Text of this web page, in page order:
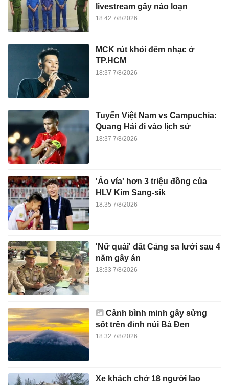
livestream gây náo loạn
18:42 7/8/2026
MCK rút khỏi đêm nhạc ở
TP.HCM
18:37 7/8/2026
Tuyển Việt Nam vs Campuchia:
Quang Hải đi vào lịch sử
18:37 7/8/2026
'Áo vía' hơn 3 triệu đồng của
HLV Kim Sang-sik
18:35 7/8/2026
'Nữ quái' đất Cảng sa lưới sau 4
năm gây án
18:33 7/8/2026
Cảnh bình minh gây sửng
sốt trên đỉnh núi Bà Đen
18:32 7/8/2026
Xe khách chở 18 người lao